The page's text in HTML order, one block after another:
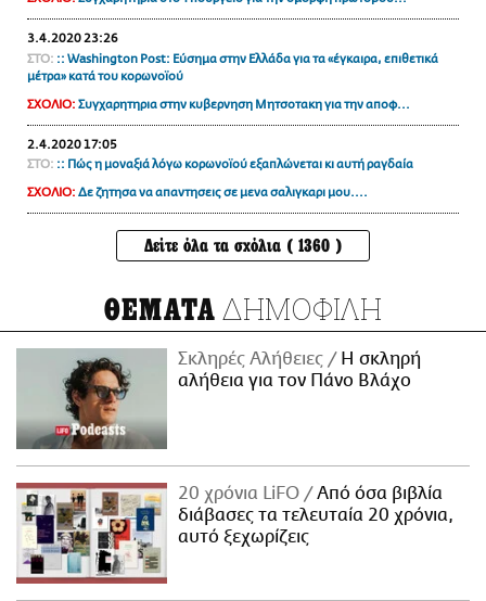
3.4.2020 23:26
ΣΤΟ: :: Washington Post: Εύσημα στην Ελλάδα για τα «έγκαιρα, επιθετικά
μέτρα» κατά του κορωνοϊού
ΣΧΟΛΙΟ: Συγχαρητηρια στην κυβερνηση Μητσοτακη για την αποφ...
2.4.2020 17:05
ΣΤΟ: :: Πώς η μοναξιά λόγω κορωνοϊού εξαπλώνεται κι αυτή ραγδαία
ΣΧΟΛΙΟ: Δε ζητησα να απαντησεις σε μενα σαλιγκαρι μου....
Δείτε όλα τα σχόλια ( 1360 )
ΘΕΜΑΤΑ ΔΗΜΟΦΙΛΗ
Σκληρές Αλήθειες
H σκληρή
αλήθεια για τον Πάνο Βλάχο
20 χρόνια LiFO
Από όσα βιβλία
διάβασες τα τελευταία 20 χρόνια,
αυτό ξεχωρίζεις